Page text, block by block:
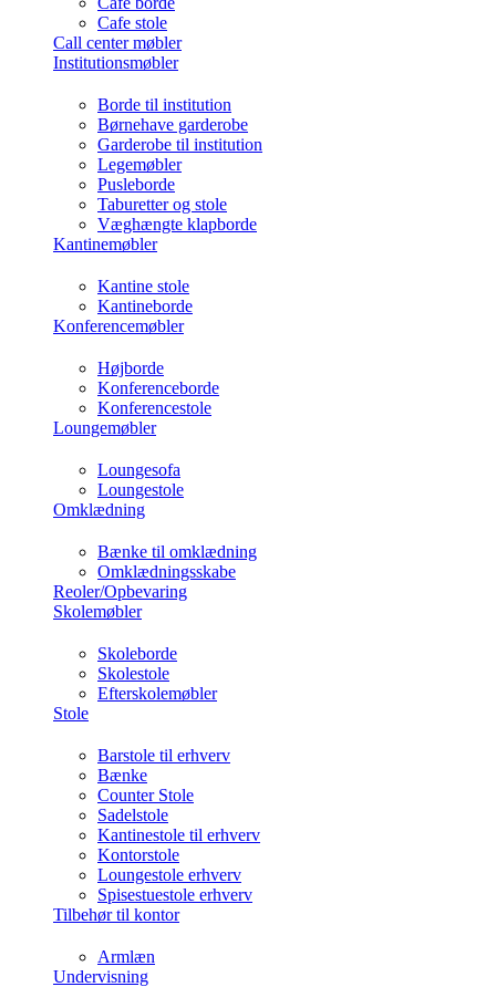
Cafe stole
Call center møbler
Institutionsmøbler
Borde til institution
Børnehave garderobe
Garderobe til institution
Legemøbler
Pusleborde
Taburetter og stole
Væghængte klapborde
Kantinemøbler
Kantine stole
Kantineborde
Konferencemøbler
Højborde
Konferenceborde
Konferencestole
Loungemøbler
Loungesofa
Loungestole
Omklædning
Bænke til omklædning
Omklædningsskabe
Reoler/Opbevaring
Skolemøbler
Skoleborde
Skolestole
Efterskolemøbler
Stole
Barstole til erhverv
Bænke
Counter Stole
Sadelstole
Kantinestole til erhverv
Kontorstole
Loungestole erhverv
Spisestuestole erhverv
Tilbehør til kontor
Armlæn
Undervisning